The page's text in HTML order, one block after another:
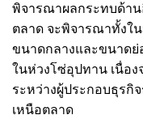
พิจารณาผลกระทบด้า
ตลาด จะพิจารณาทั้งใ
ขนาดกลางและขนาดย่
ในห่วงโซ่อุปทาน เนื่อง
ระหว่างผู้ประกอบธุรกิ
เหนือตลาด